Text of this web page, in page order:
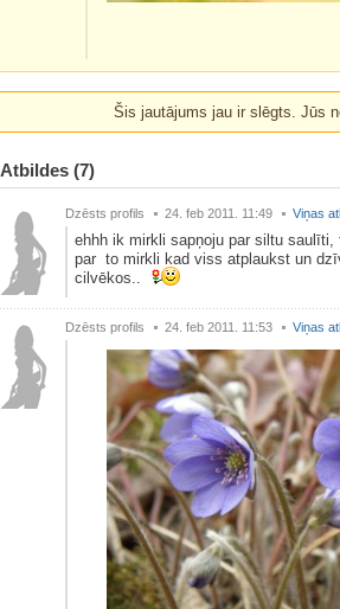
Šis jautājums jau ir slēgts. Jūs
Atbildes (7)
Dzēsts profils 24. feb 2011. 11:49 Viņas
ehhh ik mirkli sapņoju par siltu
par to mirkli kad viss atplaukst un
cilvēkos..
Dzēsts profils 24. feb 2011. 11:53 Viņas